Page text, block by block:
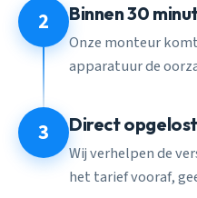
2 Binnen 30
Onze monteur
apparatuur de
3 Direct
Wij verhelpen de
het tarief vooraf,